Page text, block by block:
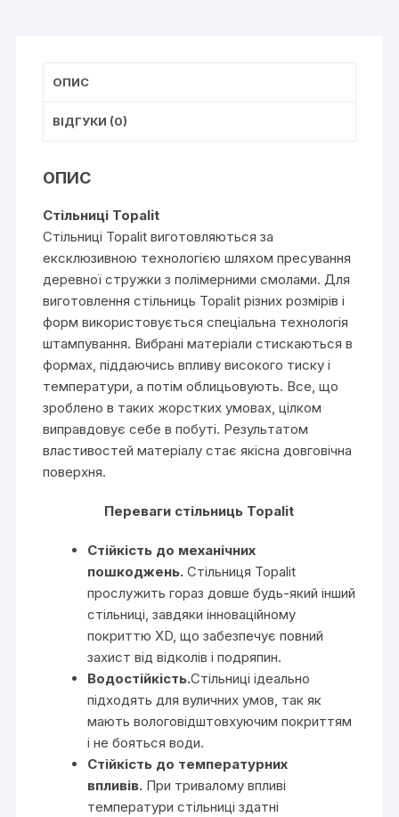
ОПИС
ВІДГУКИ (0)
ОПИС
Cтільниці Topalit
Стільниці Topalit виготовляються за
ексклюзивною технологією шляхом пресування
деревної стружки з полімерними смолами. Для
виготовлення стільниць Topalit різних розмірів і
форм використовується спеціальна технологія
штампування. Вибрані матеріали стискаються в
формах, піддаючись впливу високого тиску і
температури, а потім облицьовують. Все, що
зроблено в таких жорстких умовах, цілком
виправдовує себе в побуті. Результатом
властивостей матеріалу стає якісна довговічна
поверхня.
Переваги стільниць Topalit
Стійкість до механічних
пошкоджень.Стільниця Topalit
прослужить гораз довше будь-який інший
стільниці, завдяки інноваційному
покриттю XD, що забезпечує повний
захист від відколів і подряпин.
Водостійкість.Стільниці ідеально
підходять для вуличних умов, так як
мають вологовідштовхуючим покриттям
і не бояться води.
Стійкість до температурних
впливів. При тривалому впливі
температури стільниці здатні